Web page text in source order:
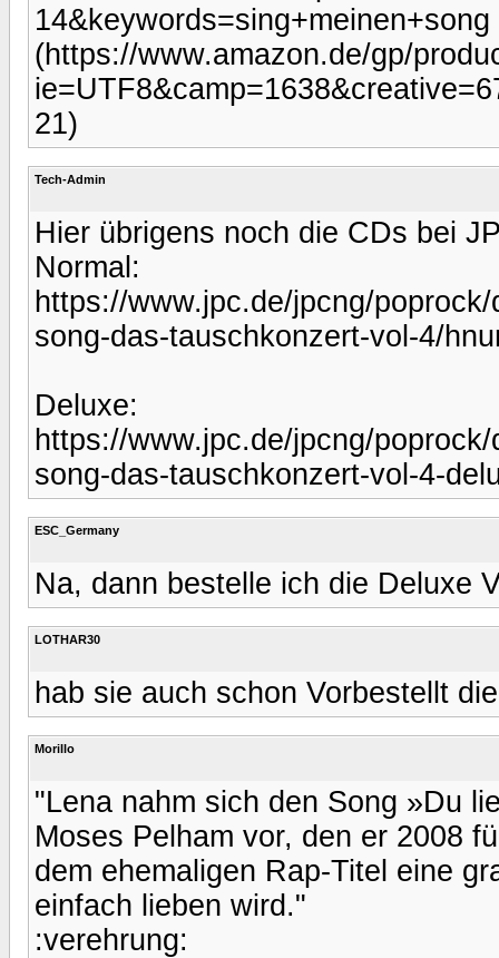
14&keywords=sing+meinen+song
(https://www.amazon.de/gp/
21)
Tech-Admin
Hier übrigens noch die CDs bei
Normal:
https://www.jpc.de/jpcng/
song-das-tauschkonzert-vol-4/
Deluxe:
https://www.jpc.de/jpcng/
song-das-tauschkonzert-vol-4-
ESC_Germany
Na, dann bestelle ich die Deluxe
LOTHAR30
hab sie auch schon Vorbestellt
Morillo
"Lena nahm sich den Song »Du
Moses Pelham vor, den er 2008
dem ehemaligen Rap-Titel eine
einfach lieben wird."
:verehrung: